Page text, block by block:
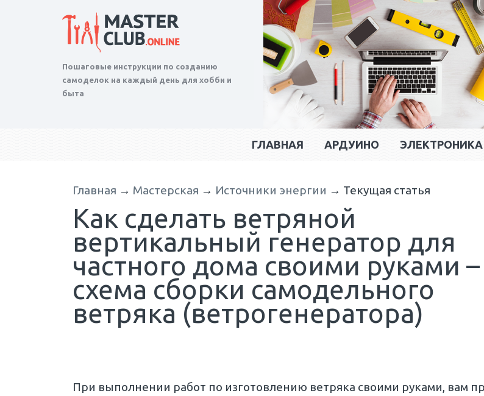
Пошаговые инструкции по созданию
самоделок на каждый день для хобби и
быта
ГЛАВНАЯ АРДУИНО ЭЛЕКТРОНИКА
Главная → Мастерская → Источники энергии → Текущая статья
Как сделать ветряной
вертикальный генератор для
частного дома своими руками –
схема сборки самодельного
ветряка (ветрогенератора)
При выполнении работ по изготовлению ветряка своими руками, вам